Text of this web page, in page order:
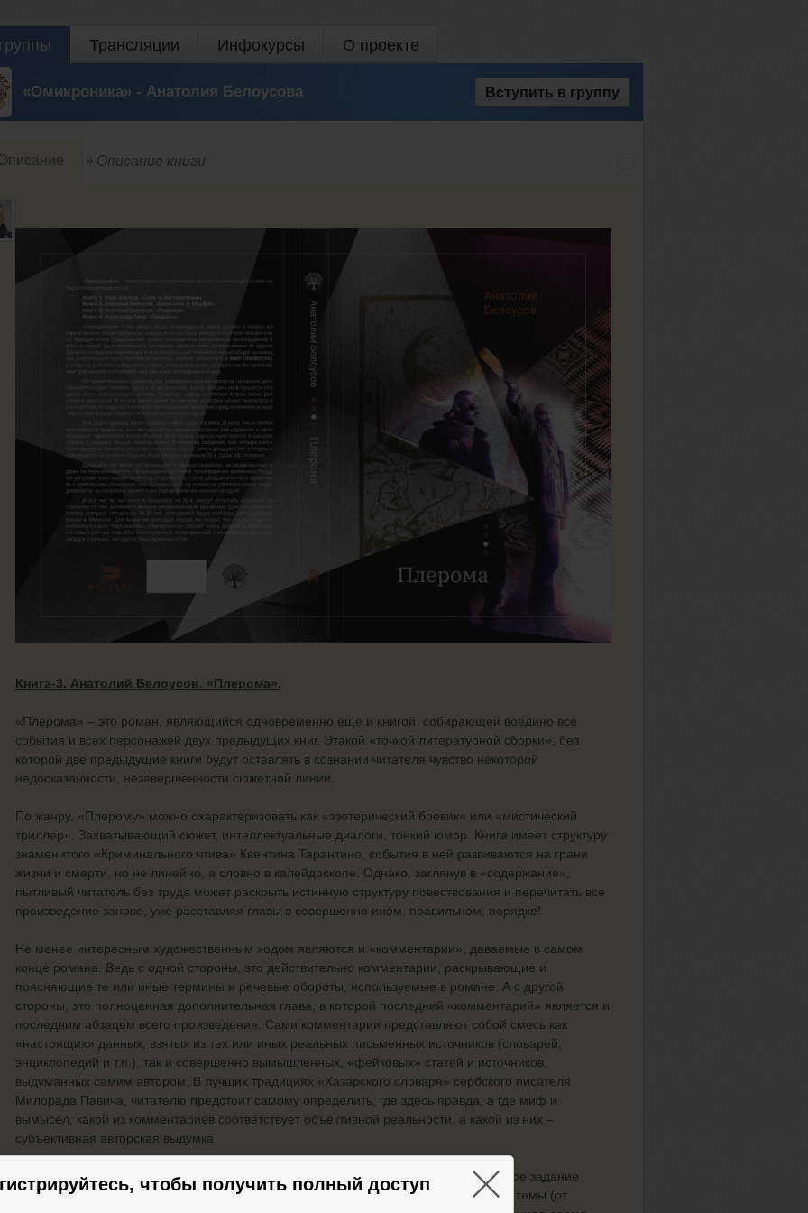
чтобы получить полный доступ ×
Трансляции Инфокурсы О проекте
«Омикроника» - Анатолия Белоусова Вступить в группу
Описание книги
Книга-3. Анатолий Белоусов. «Плерома».
«Плерома» – это роман, являющийся одновременно ещё и книгой, собирающей воедино все
события и всех персонажей двух предыдущих книг. Этакой «точкой литературной сборки», без
которой две предыдущие книги будут оставлять в сознании читателя чувство некоторой
недосказанности, незавершенности сюжетной линии.
По жанру, «Плерому» можно охарактеризовать как «эзотерический боевик» или «мистический
триллер». Захватывающий сюжет, интеллектуальные диалоги, тонкий юмор. Книга имеет структуру
знаменитого «Криминального чтива» Квентина Тарантино, события в ней развиваются на грани
жизни и смерти, но не линейно, а словно в калейдоскопе. Однако, заглянув в «содержание»,
пытливый читатель без труда может раскрыть истинную структуру повествования и перечитать все
произведение заново, уже расставляя главы в совершенно ином, правильном, порядке!
Не менее интересным художественным ходом являются и «комментарии», даваемые в самом
конце романа. Ведь с одной стороны, это действительно комментарии, раскрывающие и
поясняющие те или иные термины и речевые обороты, используемые в романе. А с другой
стороны, это полноценная дополнительная глава, в которой последний «комментарий» является и
последним абзацем всего произведения. Сами комментарии представляют собой смесь как
«настоящих» данных, взятых из тех или иных реальных письменных источников (словарей,
энциклопедий и т.п.), так и совершенно вымышленных, «фейковых» статей и источников,
выдуманных самим автором. В лучших традициях «Хазарского словаря» сербского писателя
Милорада Павича, читателю предстоит самому определить, где здесь правда, а где миф и
вымысел, какой из комментариев соответствует объективной реальности, а какой из них –
субъективная авторская выдумка.
В центре повествования оказываются два бандита из 90-х, которые выполняют некое задание
своего босса, непрестанно при этом философствуя и дискутируя на самые разные темы (от